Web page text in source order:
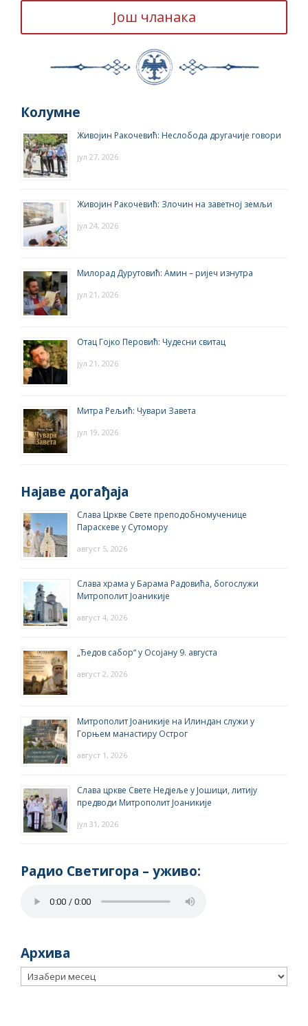
Још чланака
Колумне
Живојин Ракочевић: Неслобода другачије говори
јул 27, 2026
Живојин Ракочевић: Злочин на заветној земљи
јул 24, 2026
Милорад Дурутовић: Амин – ријеч изнутра
јул 21, 2026
Отац Гојко Перовић: Чудесни свитац
јул 21, 2026
Митра Рељић: Чувари Завета
јул 19, 2026
Најаве догађаја
Слава Цркве Свете преподобномученице
Параскеве у Сутомору
август 5, 2026
Слава храма у Барама Радовића, богослужи
Митрополит Јоаникије
август 4, 2026
„Ђедов сабор“ у Осојану 9. августа
август 2, 2026
Митрополит Јоаникије на Илиндан служи у
Горњем манастиру Острог
август 1, 2026
Слава цркве Свете Недјеље у Јошици, литију
предводи Митрополит Јоаникије
јул 31, 2026
Радио Светигора – yживо:
Архива
Архива